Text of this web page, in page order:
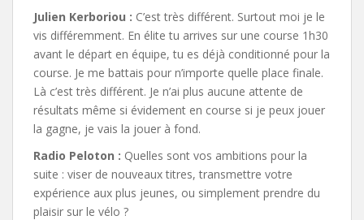
Julien Kerboriou : C’est très différent. Surtout moi je le
vis différemment. En élite tu arrives sur une course 1h30
avant le départ en équipe, tu es déjà conditionné pour la
course. Je me battais pour n’importe quelle place finale.
Là c’est très différent. Je n’ai plus aucune attente de
résultats même si évidement en course si je peux jouer
la gagne, je vais la jouer à fond.
Radio Peloton : Quelles sont vos ambitions pour la
suite : viser de nouveaux titres, transmettre votre
expérience aux plus jeunes, ou simplement prendre du
plaisir sur le vélo ?